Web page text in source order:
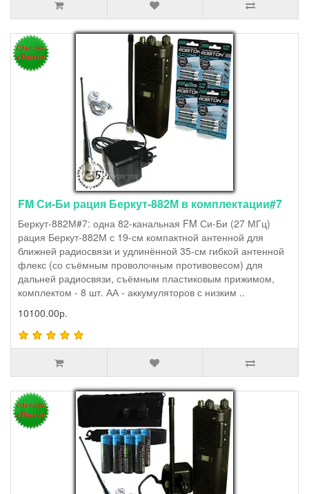
FM Си-Би рация Беркут-882М в комплектации#7
Беркут-882М#7: одна 82-канальная FM Си-Би (27 МГц)
рация Беркут-882М с 19-см компактной антенной для
ближней радиосвязи и удлинённой 35-см гибкой антенной
флекс (со съёмным проволочным противовесом) для
дальней радиосвязи, съёмным пластиковым прижимом,
комплектом - 8 шт. АА - аккумуляторов с низким ..
10100.00р.